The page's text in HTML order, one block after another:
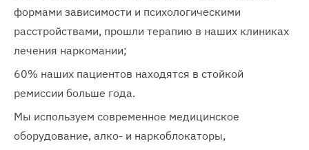
формами зависимости и психологическими
расстройствами, прошли терапию в наших клиниках
лечения наркомании;
60% наших пациентов находятся в стойкой
ремиссии больше года.
Мы используем современное медицинское
оборудование, алко- и наркоблокаторы,